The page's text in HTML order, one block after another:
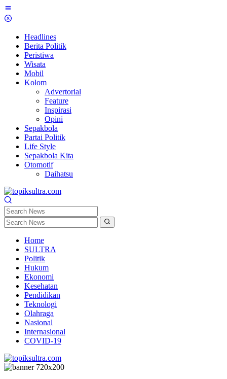
Skip
to
Headlines
Berita Politik
Peristiwa
Wisata
Mobil
Kolom
Advertorial
Feature
Inspirasi
Opini
Sepakbola
Partai Politik
Life Style
Sepakbola Kita
Otomotif
Daihatsu
Home
SULTRA
Politik
Hukum
Ekonomi
Kesehatan
Pendidikan
Teknologi
Olahraga
Nasional
Internasional
COVID-19